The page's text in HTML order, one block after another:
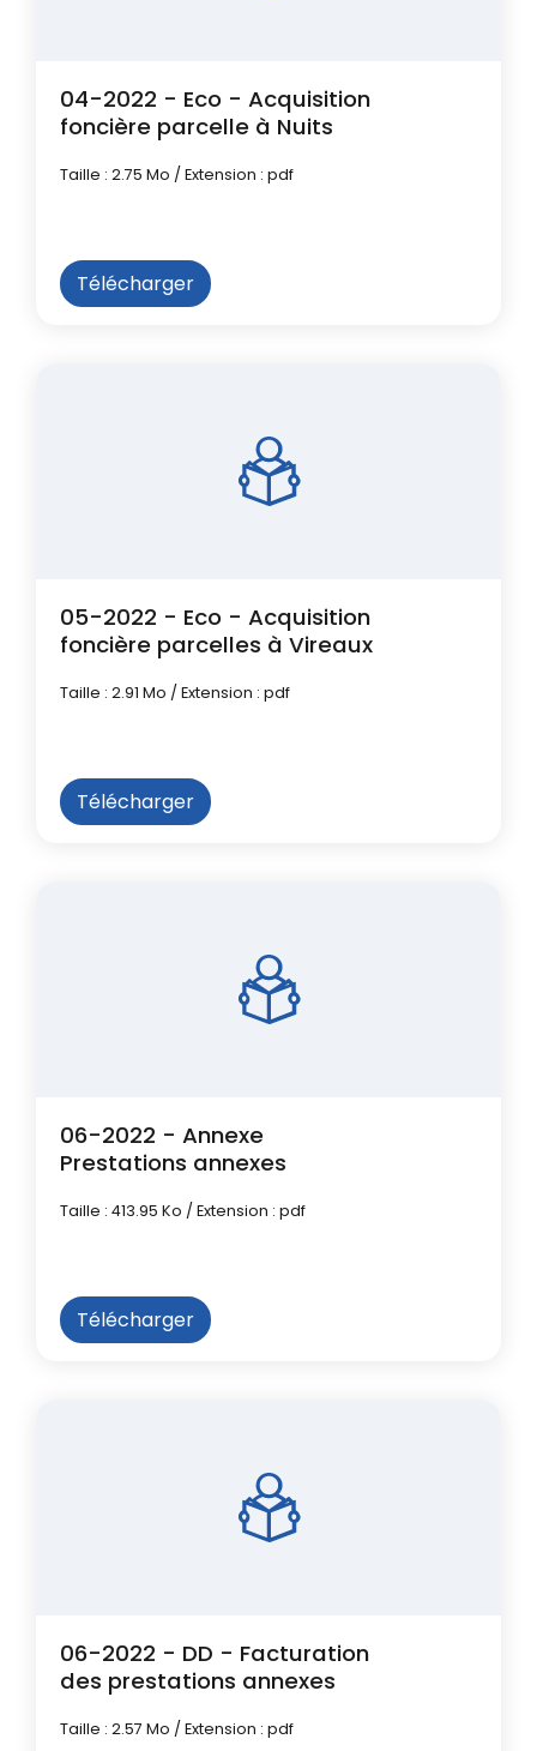
04-2022 - Eco - Acquisition
foncière parcelle à Nuits
Taille : 2.75 Mo / Extension : pdf
Télécharger
05-2022 - Eco - Acquisition
foncière parcelles à Vireaux
Taille : 2.91 Mo / Extension : pdf
Télécharger
06-2022 - Annexe
Prestations annexes
Taille : 413.95 Ko / Extension : pdf
Télécharger
06-2022 - DD - Facturation
des prestations annexes
Taille : 2.57 Mo / Extension : pdf